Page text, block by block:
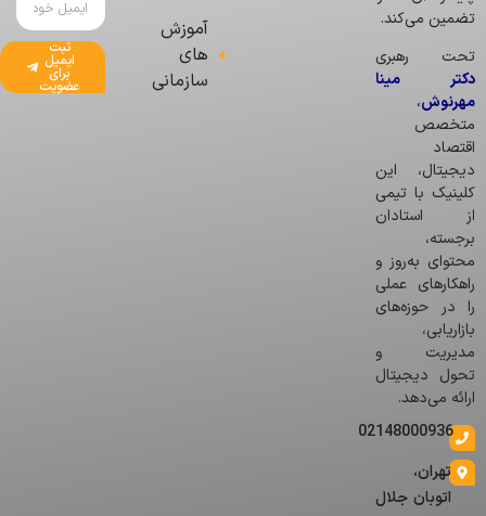
تضمین می‌کند.
تحت رهبری
دکتر مینا
مهرنوش،
متخصص
اقتصاد
دیجیتال، این
کلینیک با تیمی
از استادان
برجسته،
محتوای به‌روز و
راهکارهای عملی
را در حوزه‌های
بازاریابی،
مدیریت و
تحول دیجیتال
ارائه می‌دهد.
02148000936
تهران،
اتوبان جلال
آموزش
های
سازمانی
ثبت
ایمیل
برای
عضویت